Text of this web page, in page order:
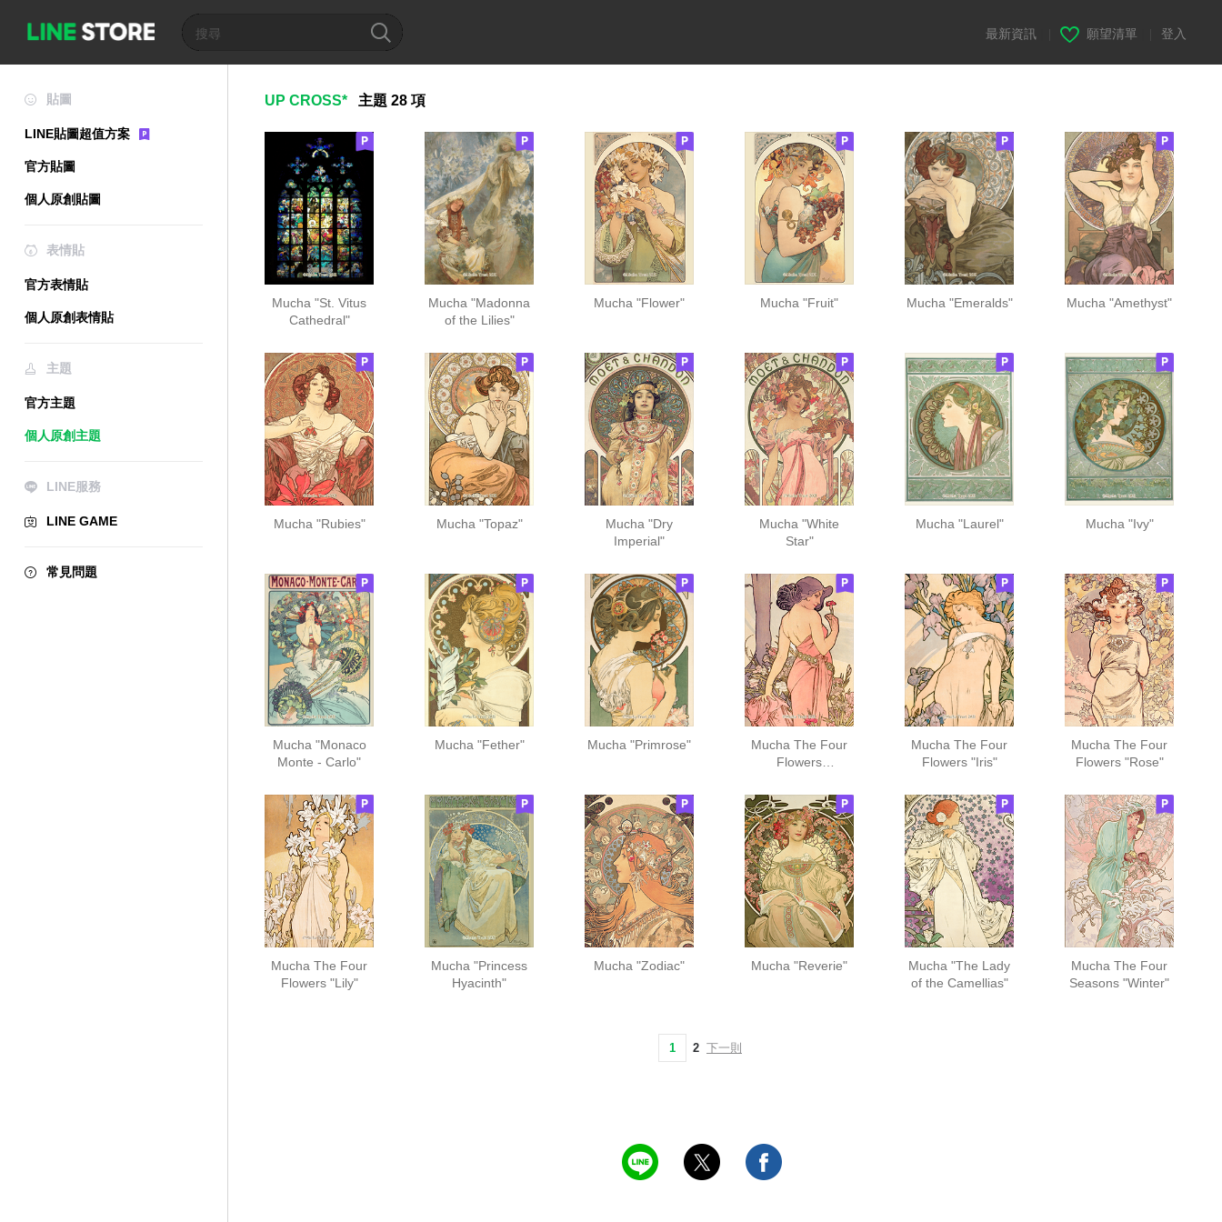
最新資訊 願望清單 登入
貼圖
LINE貼圖超值方案
官方貼圖
個人原創貼圖
表情貼
官方表情貼
個人原創表情貼
主題
官方主題
個人原創主題
LINE服務
LINE GAME
常見問題
UP CROSS* 主題 28 項
Mucha "St. Vitus
Cathedral"
Mucha "Madonna
of the Lilies"
Mucha "Flower" Mucha "Fruit" Mucha "Emeralds" Mucha "Amethyst"
Mucha "Rubies" Mucha "Topaz"
Mucha "Dry
Imperial"
Mucha "White
Star"
Mucha "Laurel" Mucha "Ivy"
Mucha "Monaco
Monte - Carlo"
Mucha "Fether" Mucha "Primrose"
Mucha The Four
Flowers
Mucha The Four
Flowers "Iris"
Mucha The Four
Flowers "Rose"
Mucha The Four
Flowers "Lily"
Mucha "Princess
Hyacinth"
Mucha "Zodiac" Mucha "Reverie"
Mucha "The Lady
of the Camellias"
Mucha The Four
Seasons "Winter"
1 2 下一則